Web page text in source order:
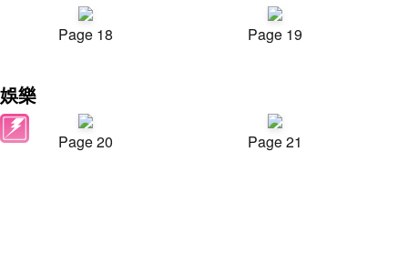
Page 18 Page 19
娛樂
Page 20 Page 21